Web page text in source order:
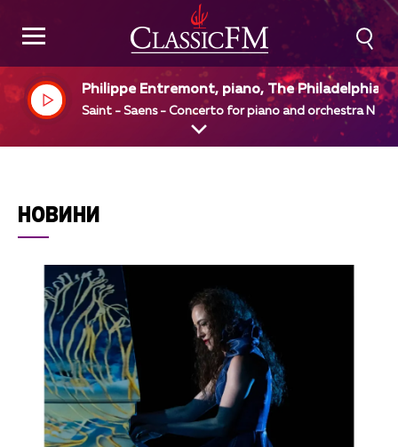
Philippe Entremont, piano, The Philadelphia
hestra, Eugene Ormandy, dir
Saint - Saens - Concerto for piano and orchestra N 4
НОВИНИ